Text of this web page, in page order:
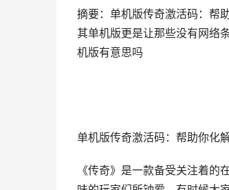
摘要：单机版传奇激活码：帮
其单机版更是让那些没有网络
机版有意思吗
单机版传奇激活码：帮助你化
《传奇》是一款备受关注着